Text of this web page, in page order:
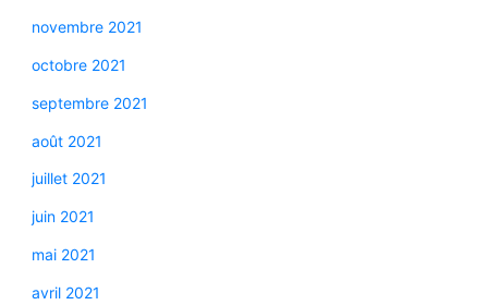
novembre 2021
octobre 2021
septembre 2021
août 2021
juillet 2021
juin 2021
mai 2021
avril 2021